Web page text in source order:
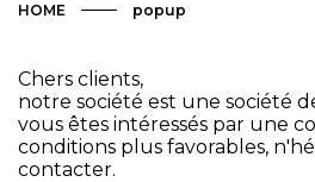
HOME popup
Chers clients,
notre société est une société
vous êtes intéressés par une
conditions plus favorables,
contacter.